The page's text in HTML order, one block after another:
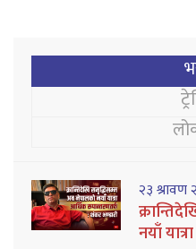
२३ श्रावण
नयाँ